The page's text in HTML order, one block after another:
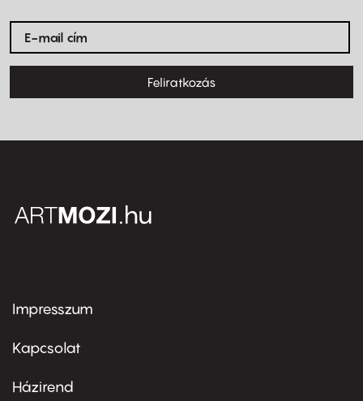
Feliratkozás
Footer
first
Impresszum
Kapcsolat
Footer
Házirend